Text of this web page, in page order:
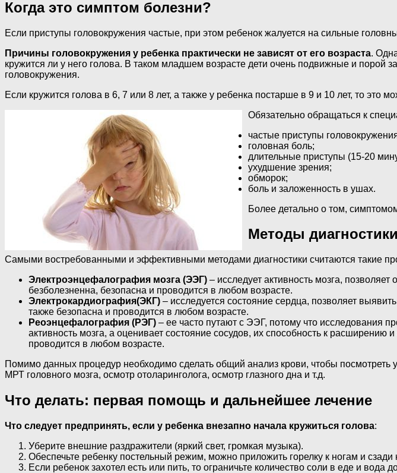
Когда это симптом болезни?
Если приступы головокружения частые, при этом ребенок жалуется на сильные
Причины головокружения у ребенка практически не зависят от его возраста.
кружится ли у него голова. В таком младшем возрасте дети очень подвижные и порой
головокружения.
Если кружится голова в 6, 7 или 8 лет, а также у ребенка постарше в 9 и 10 лет, то
Обязательно обращаться к
частые приступы
головная боль;
длительные приступы (15-20
ухудшение зрения;
обморок;
боль и заложенность в ушах.
Более детально о том,
Методы диагностики
Самыми востребованными и эффективными методами диагностики считаются такие
Электроэнцефалография мозга (ЭЭГ) – исследует активность мозга,
безболезненна, безопасна и проводится в любом возрасте.
Электрокардиография(ЭКГ) – исследуется состояние сердца, позволяет
также безопасна и проводится в любом возрасте.
Реоэнцефалография (РЭГ) – ее часто путают с ЭЭГ, потому что исследования
активность мозга, а оценивает состояние сосудов, их способность к
проводится в любом возрасте.
Помимо данных процедур необходимо сделать общий анализ крови, чтобы посмотреть
МРТ головного мозга, осмотр отоларинголога, осмотр глазного дна и т.д.
Что делать: первая помощь и дальнейшее лечение
Что следует предпринять, если у ребенка внезапно начала кружиться голова:
Уберите внешние раздражители (яркий свет, громкая музыка).
Обеспечьте ребенку постельный режим, можно приложить горелку к ногам и
Если ребенок захотел есть или пить, то ограничьте количество соли в еде и вода